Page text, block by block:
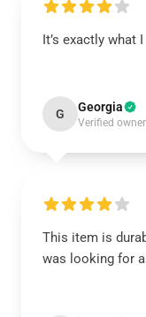
It’s exactly what
G Georgia
Verified owner
This item is
was looking for